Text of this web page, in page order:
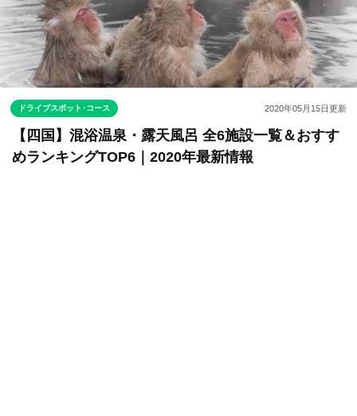
ドライブスポット･コース 2020年05月15日更新
【四国】混浴温泉・露天風呂 全6施設一覧＆おすす
めランキングTOP6｜2020年最新情報